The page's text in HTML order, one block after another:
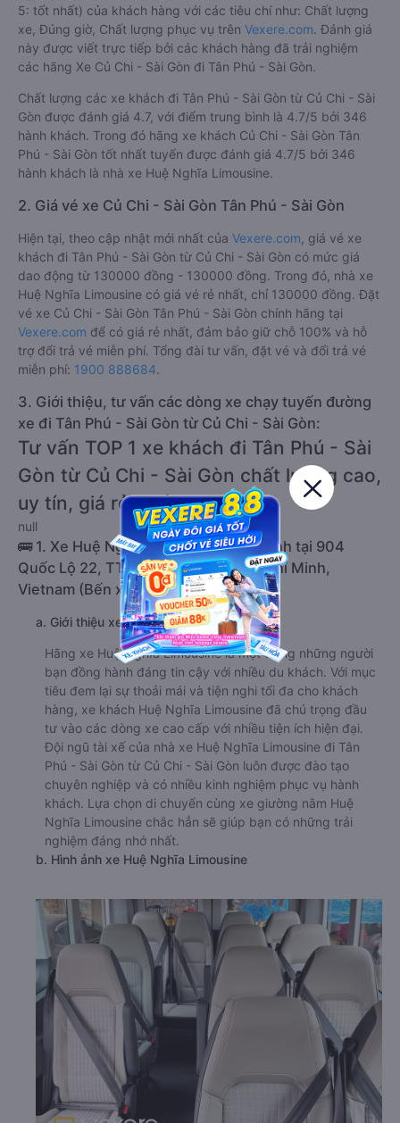
5: tốt nhất) của khách hàng với các tiêu chí như: Chất lượng
xe, Đúng giờ, Chất lượng phục vụ trên Vexere.com. Đánh giá
này được viết trực tiếp bởi các khách hàng đã trải nghiệm
các hãng Xe Củ Chi - Sài Gòn đi Tân Phú - Sài Gòn.
Chất lượng các xe khách đi Tân Phú - Sài Gòn từ Củ Chi - Sài
Gòn được đánh giá 4.7, với điểm trung bình là 4.7/5 bởi 346
hành khách. Trong đó hãng xe khách Củ Chi - Sài Gòn Tân
Phú - Sài Gòn tốt nhất tuyến được đánh giá 4.7/5 bởi 346
hành khách là nhà xe Huệ Nghĩa Limousine.
2. Giá vé xe Củ Chi - Sài Gòn Tân Phú - Sài Gòn
Hiện tại, theo cập nhật mới nhất của Vexere.com , giá vé xe
khách đi Tân Phú - Sài Gòn từ Củ Chi - Sài Gòn có mức giá
dao động từ 130000 đồng - 130000 đồng. Trong đó, nhà xe
Huệ Nghĩa Limousine có giá vé rẻ nhất, chỉ 130000 đồng. Đặt
vé xe Củ Chi - Sài Gòn Tân Phú - Sài Gòn chính hãng tại
Vexere.com để có giá rẻ nhất, đảm bảo giữ chỗ 100% và hỗ
trợ đổi trả vé miễn phí. Tổng đài tư vấn, đặt vé và đổi trả vé
miễn phí: 1900 888684.
3. Giới thiệu, tư vấn các dòng xe chạy tuyến đường
xe đi Tân Phú - Sài Gòn từ Củ Chi - Sài Gòn:
Tư vấn TOP 1 xe khách đi Tân Phú - Sài
Gòn từ Củ Chi - Sài Gòn chất lượng cao,
uy tín, giá rẻ nhất 08/2026
null
🚌 1. Xe Huệ Nghĩa Limousine khởi hành tại 904
Quốc Lộ 22, TT. Củ Chi, Củ Chi, Hồ Chí Minh,
Vietnam (Bến xe Củ Chi)
a. Giới thiệu xe Huệ Nghĩa Limousine
Hãng xe Huệ Nghĩa Limousine là một trong những người
bạn đồng hành đáng tin cậy với nhiều du khách. Với mục
tiêu đem lại sự thoải mái và tiện nghi tối đa cho khách
hàng, xe khách Huệ Nghĩa Limousine đã chú trọng đầu
tư vào các dòng xe cao cấp với nhiều tiện ích hiện đại.
Đội ngũ tài xế của nhà xe Huệ Nghĩa Limousine đi Tân
Phú - Sài Gòn từ Củ Chi - Sài Gòn luôn được đào tạo
chuyên nghiệp và có nhiều kinh nghiệm phục vụ hành
khách. Lựa chọn di chuyển cùng xe giường nằm Huệ
Nghĩa Limousine chắc hẳn sẽ giúp bạn có những trải
nghiệm đáng nhớ nhất.
b. Hình ảnh xe Huệ Nghĩa Limousine